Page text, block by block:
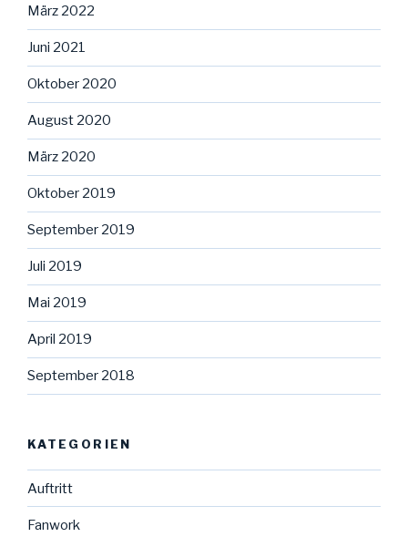
März 2022
Juni 2021
Oktober 2020
August 2020
März 2020
Oktober 2019
September 2019
Juli 2019
Mai 2019
April 2019
September 2018
KATEGORIEN
Auftritt
Fanwork